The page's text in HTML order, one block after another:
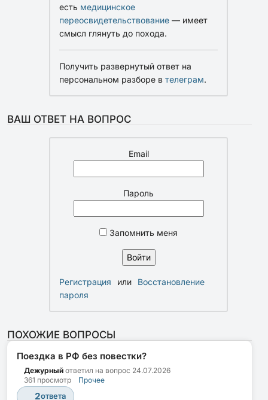
есть медицинское
переосвидетельствование — имеет
смысл глянуть до похода.
Получить развернутый ответ на
персональном разборе в телеграм.
ВАШ ОТВЕТ НА ВОПРОС
Email
Пароль
Запомнить меня
Регистрация или
Восстановление
пароля
ПОХОЖИЕ ВОПРОСЫ
Поездка в РФ без повестки?
Дежурный ответил на вопрос 24.07.2026
361 просмотр
Прочее
2ответа